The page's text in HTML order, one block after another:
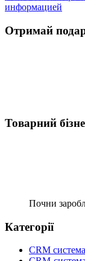
информацией
Отримай
Товарний
Почни
Категорії
CRM система